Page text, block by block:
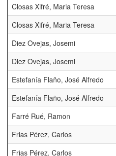
Closas Xifré, Maria Teresa
Closas Xifré, Maria Teresa
Diez Ovejas, Josemi
Diez Ovejas, Josemi
Estefanía Flaño, José Alfredo
Estefanía Flaño, José Alfredo
Farré Rué, Ramon
Frias Pérez, Carlos
Frias Pérez, Carlos